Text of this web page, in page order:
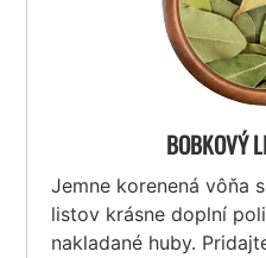
BOBKOVÝ
Jemne korenená vôňa
listov krásne doplní
nakladané huby.